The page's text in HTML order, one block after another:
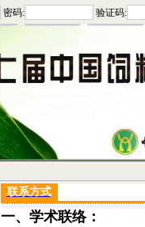
密码: 验证码:
联系方式
一、学术联络：